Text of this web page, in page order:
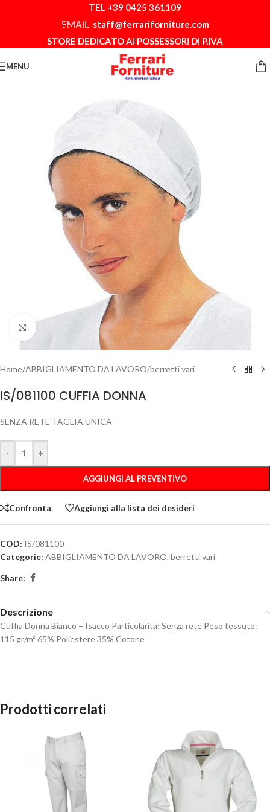
Skip to main content
TEL +39 0425 361109
EMAIL staff@ferrariforniture.com
STORE DEDICATO AI POSSESSORI DI P.IVA
MENU
Clicca per ingrandire
Home/ABBIGLIAMENTO DA LAVORO/berretti vari
IS/081100 CUFFIA DONNA
SENZA RETE TAGLIA UNICA
- +
AGGIUNGI AL PREVENTIVO
Confronta Aggiungi alla lista dei desideri
COD: IS/081100
Categorie: ABBIGLIAMENTO DA LAVORO, berretti vari
Share:
Descrizione
Cuffia Donna Bianco – Isacco Particolarità: Senza rete Peso tessuto:
115 gr/m² 65% Poliestere 35% Cotone
Prodotti correlati